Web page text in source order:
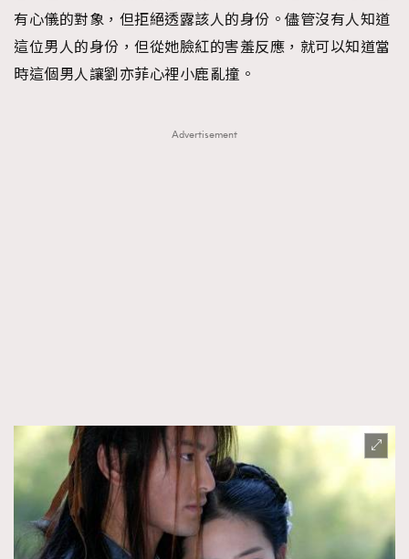
有心儀的對象，但拒絕透露該人的身份。儘管沒有人知道
這位男人的身份，但從她臉紅的害羞反應，就可以知道當
時這個男人讓劉亦菲心裡小鹿亂撞。
Advertisement